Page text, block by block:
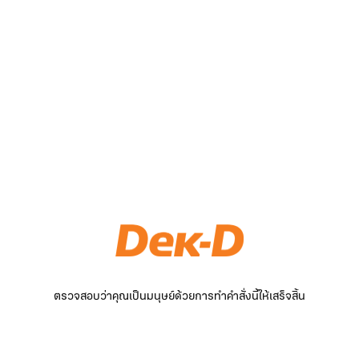
ตรวจสอบว่าคุณเป็นมนุษย์ด้วยการทำคำสั่งนี้ให้เสร็จสิ้น